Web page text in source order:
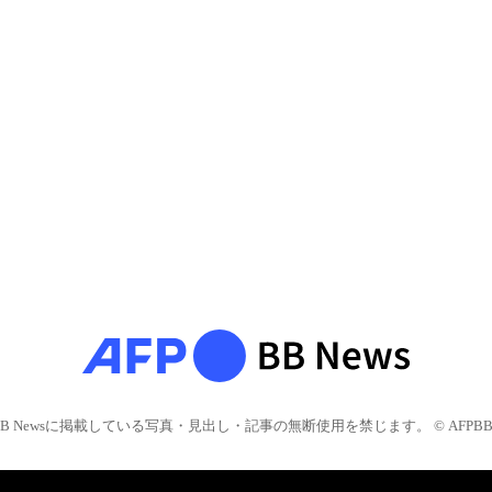
Newsに掲載している写真・見出し・記事の無断使用を禁じます。 © AFPBB